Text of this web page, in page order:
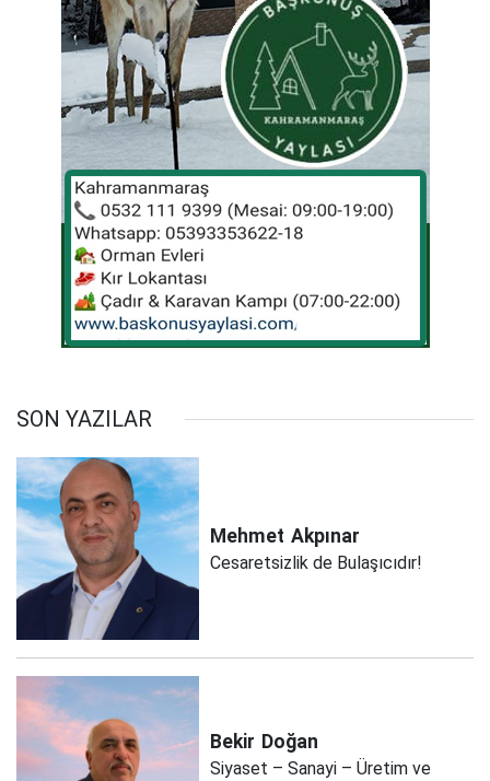
SON YAZILAR
Mehmet Akpınar
Cesaretsizlik de Bulaşıcıdır!
Bekir Doğan
Siyaset – Sanayi – Üretim ve